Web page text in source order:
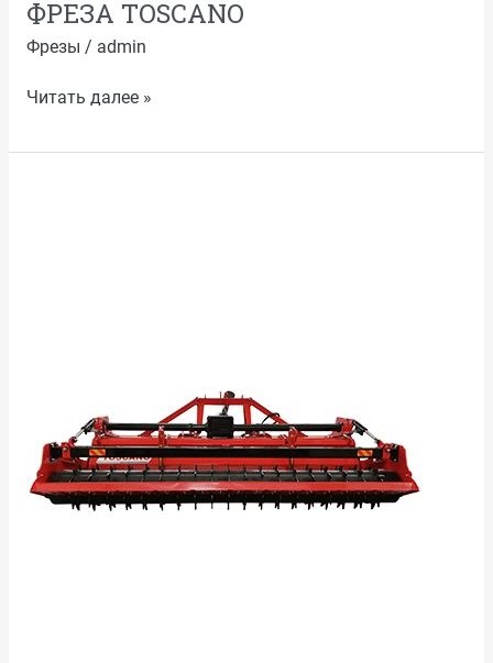
ФРЕЗА TOSCANO
Фрезы / admin
Читать далее »